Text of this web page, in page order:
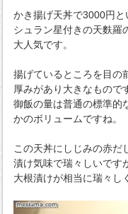
かき揚げ天丼で3000円
シュラン星付きの天麩羅
大人気です。
揚げているところを目の
厚みがあり大きなもので
御飯の量は普通の標準的
かのボリュームですね。
この天丼にしじみの赤だ
漬け気味で瑞々しいです
大根漬けが相当に瑞々し